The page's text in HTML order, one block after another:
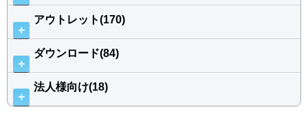
＋
アウトレット(170)
＋
ダウンロード(84)
＋
法人様向け(18)